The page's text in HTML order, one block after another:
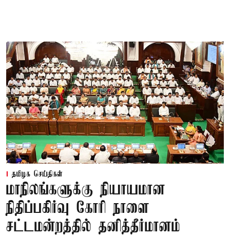
தமிழக செய்திகள்
மாநிலங்களுக்கு நியாயமான
நிதிப்பகிர்வு கோரி நாளை
சட்டமன்றத்தில் தனித்தீர்மானம்